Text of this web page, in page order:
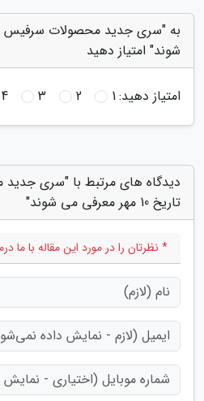
شوند" امتیاز دهید
امتیاز دهید:1
2
3
4
دیدگاه های مرتبط با "سری
تاریخ 10 مهر معرفی می شوند"
* نظرتان را در مورد این مقاله با ما